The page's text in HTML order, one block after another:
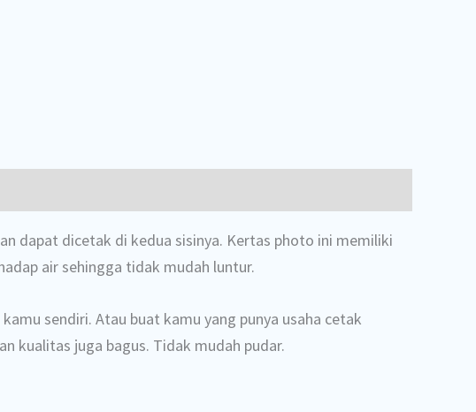
dapat dicetak di kedua sisinya. Kertas photo ini memiliki
air sehingga tidak mudah luntur.
sendiri. Atau buat kamu yang punya usaha cetak
kualitas juga bagus. Tidak mudah pudar.